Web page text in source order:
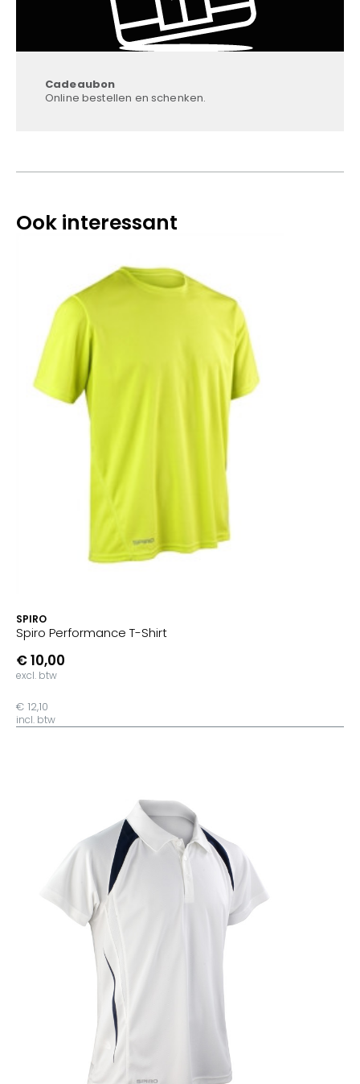
Cadeaubon
Online bestellen en schenken.
Ook interessant
SPIRO
Spiro Performance T-Shirt
€ 10,00
excl. btw
€ 12,10
incl. btw